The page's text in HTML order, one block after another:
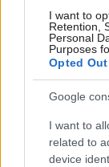
I want to
Retention,
Personal
Purposes
Opted Out
Google
I want to
related to
device